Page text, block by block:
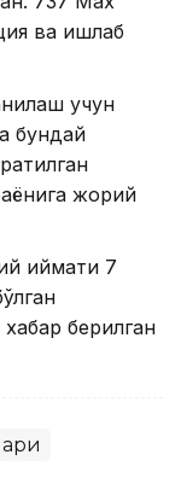
ва ишлаб
учун
бундай
жорий
қиймати 7
берилган